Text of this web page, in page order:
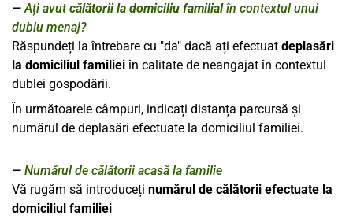
Ați avutcălătorii la domiciliu familialîn contextul unui
dublu menaj?
Răspundeți la întrebare cu "da" dacă ați efectuat deplasări
la domiciliul familieiîn calitate de neangajat în contextul
dublei gospodării.
În următoarele câmpuri, indicați distanța parcursă și
numărul de deplasări efectuate la domiciliul familiei.
Numărul de călătorii acasă la familie
Vă rugăm să introduceți numărul de călătorii efectuate la
domiciliul familiei